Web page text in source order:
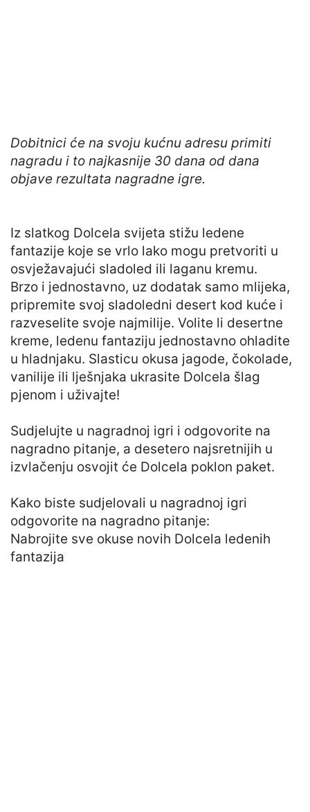
Dobitnici će na svoju kućnu adresu primiti
nagradu i to najkasnije 30 dana od dana
objave rezultata nagradne igre.
Iz slatkog Dolcela svijeta stižu ledene
fantazije koje se vrlo lako mogu pretvoriti u
osvježavajući sladoled ili laganu kremu.
Brzo i jednostavno, uz dodatak samo mlijeka,
pripremite svoj sladoledni desert kod kuće i
razveselite svoje najmilije. Volite li desertne
kreme, ledenu fantaziju jednostavno ohladite
u hladnjaku. Slasticu okusa jagode, čokolade,
vanilije ili lješnjaka ukrasite Dolcela šlag
pjenom i uživajte!
Sudjelujte u nagradnoj igri i odgovorite na
nagradno pitanje, a desetero najsretnijih u
izvlačenju osvojit će Dolcela poklon paket.
Kako biste sudjelovali u nagradnoj igri
odgovorite na nagradno pitanje:
Nabrojite sve okuse novih Dolcela ledenih
fantazija